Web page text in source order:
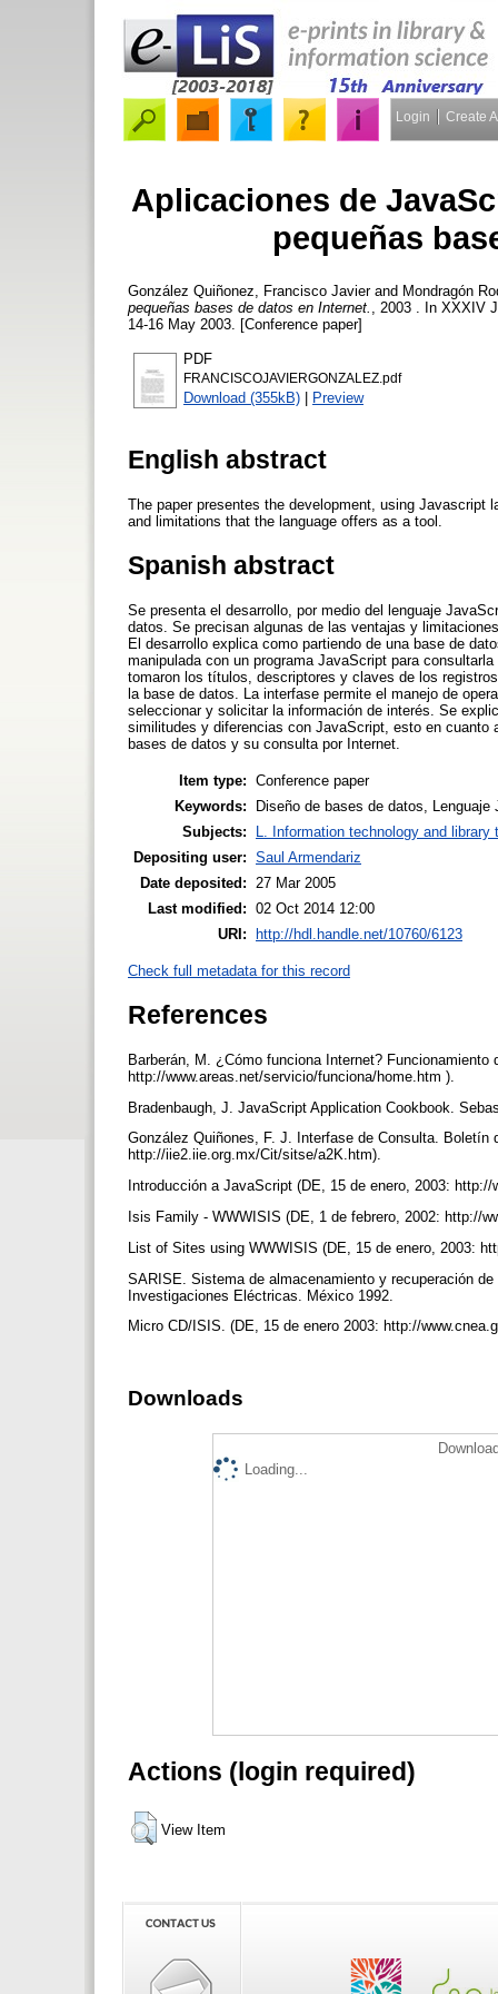
Login Create
Aplicaciones de
pequeñas
González Quiñonez, Francisco Javierand Mondragón
pequeñas bases de datos en Internet.
, 2003 . In XXXIV
14-16 May 2003. [Conference paper]
PDF
FRANCISCOJAVIERGONZALEZ.pdf
Download (355kB) | Preview
English abstract
The paper presentes the development, using Javascript
and limitations that the language offers as a tool.
Spanish abstract
Se presenta el desarrollo, por medio del lenguaje
datos. Se precisan algunas de las ventajas y
El desarrollo explica como partiendo de una base de
manipulada con un programa JavaScript para
tomaron los títulos, descriptores y claves de los
la base de datos. La interfase permite el manejo de
seleccionar y solicitar la información de interés. Se
similitudes y diferencias con JavaScript, esto en cuanto
bases de datos y su consulta por Internet.
Item type: Conference paper
Keywords:
Diseño de bases de datos,
Subjects:
L. Information technology and library
Depositing user: Saul Armendariz
Date deposited:
27 Mar 2005
Last modified: 02 Oct 2014 12:00
URI:
http://hdl.handle.net/10760/6123
Check full metadata for this record
References
Barberán, M. ¿Cómo funciona Internet?
http://www.areas.net/servicio/funciona/home.htm ).
Bradenbaugh, J. JavaScript Application Cookbook.
González Quiñones, F. J. Interfase de Consulta. Boletín
http://iie2.iie.org.mx/Cit/sitse/a2K.htm).
Introducción a JavaScript (DE, 15 de enero, 2003:
Isis Family - WWWISIS (DE, 1 de febrero, 2002: http://
List of Sites using WWWISIS (DE, 15 de enero, 2003:
SARISE. Sistema de almacenamiento y recuperación
Investigaciones Eléctricas. México 1992.
Micro CD/ISIS. (DE, 15 de enero 2003: http://
Downloads
Loading...
Actions (login required)
View Item